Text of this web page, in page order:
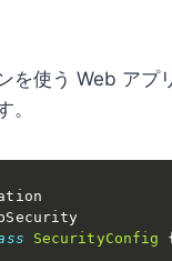
を使う Web アプ
。
SecurityConfig {